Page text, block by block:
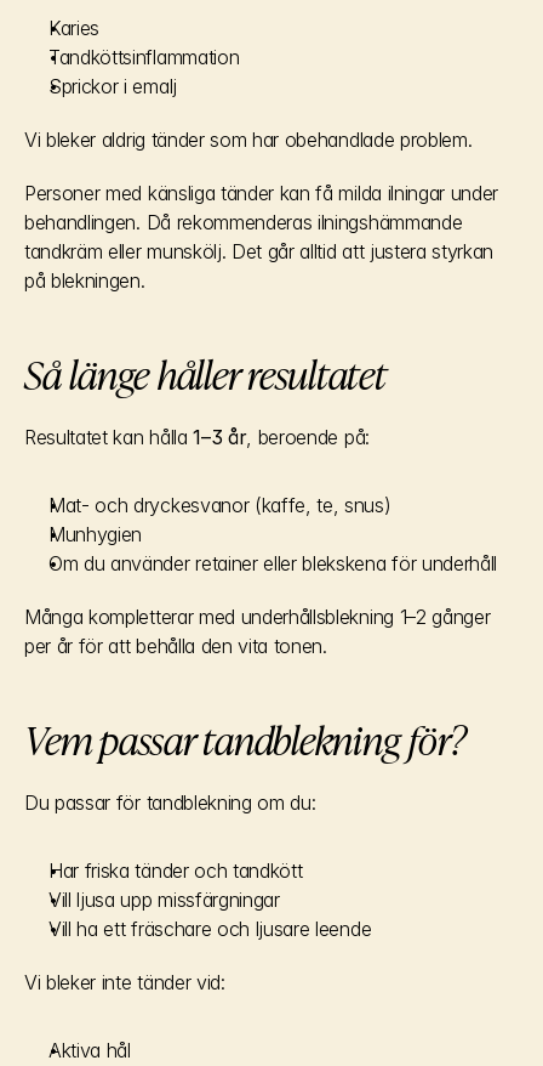
Karies
Tandköttsinflammation
Sprickor i emalj
Vi bleker aldrig tänder som har obehandlade problem.
Personer med känsliga tänder kan få milda ilningar under
behandlingen. Då rekommenderas ilningshämmande
tandkräm eller munskölj. Det går alltid att justera styrkan
på blekningen.
Så länge håller resultatet
Resultatet kan hålla 1–3 år, beroende på:
Mat- och dryckesvanor (kaffe, te, snus)
Munhygien
Om du använder retainer eller blekskena för underhåll
Många kompletterar med underhållsblekning 1–2 gånger
per år för att behålla den vita tonen.
Vem passar tandblekning för?
Du passar för tandblekning om du:
Har friska tänder och tandkött
Vill ljusa upp missfärgningar
Vill ha ett fräschare och ljusare leende
Vi bleker inte tänder vid:
Aktiva hål